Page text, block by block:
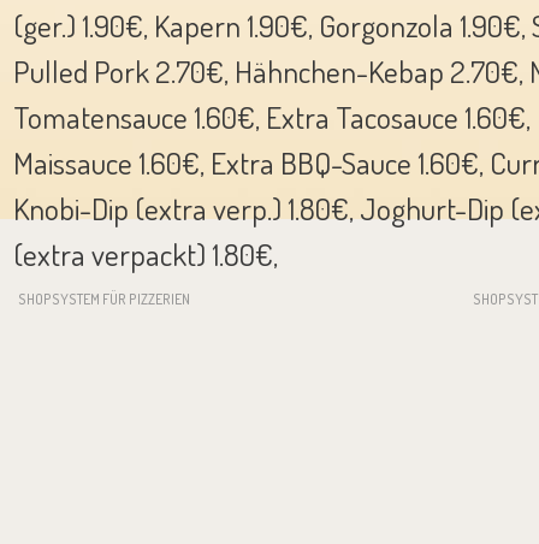
(ger.) 1.90€, Kapern 1.90€, Gorgonzola
Pulled Pork 2.70€, Hähnchen-Kebap
Tomatensauce 1.60€, Extra Tacosauce
Maissauce 1.60€, Extra BBQ-Sauce 1.60€,
Knobi-Dip (extra verp.) 1.80€, Joghurt-Dip
(extra verpackt) 1.80€,
SHOPSYSTEM FÜR PIZZERIEN